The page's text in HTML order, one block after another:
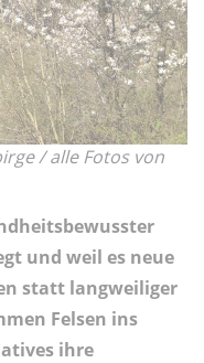
/ alle Fotos von
und weil es neue
statt langweiliger
Felsen ins
ihre